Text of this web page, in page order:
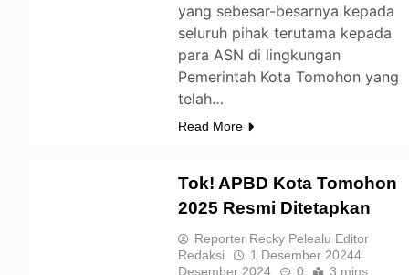
yang sebesar-besarnya kepada
seluruh pihak terutama kepada
para ASN di lingkungan
Pemerintah Kota Tomohon yang
telah…
Read More
Tok! APBD Kota Tomohon
2025 Resmi Ditetapkan
Reporter Recky Pelealu Editor
Redaksi
1 Desember 20244
Desember 2024
0 3 mins